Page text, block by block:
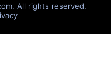
All rights reserved.